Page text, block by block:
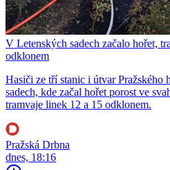
V Letenských sadech začalo hořet,
odklonem
Hasiči ze tří stanic i útvar Pražského
sadech, kde začal hořet porost ve
tramvaje linek 12 a 15 odklonem.
Pražská Drbna
dnes, 18:16